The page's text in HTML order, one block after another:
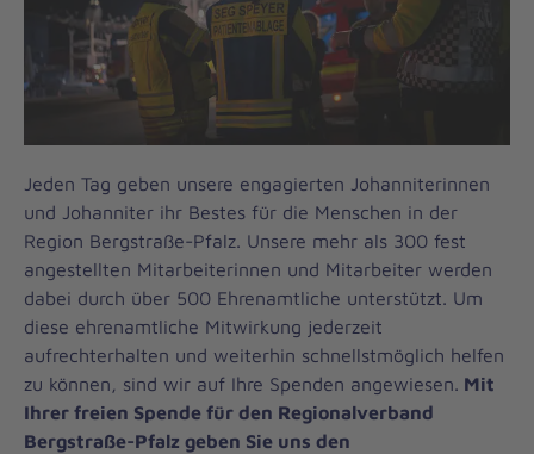
Jeden Tag geben unsere engagierten Johanniterinnen
und Johanniter ihr Bestes für die Menschen in der
Region Bergstraße-Pfalz. Unsere mehr als 300 fest
angestellten Mitarbeiterinnen und Mitarbeiter werden
dabei durch über 500 Ehrenamtliche unterstützt. Um
diese ehrenamtliche Mitwirkung jederzeit
aufrechterhalten und weiterhin schnellstmöglich helfen
zu können, sind wir auf Ihre Spenden angewiesen. Mit
Ihrer freien Spende für den Regionalverband
Bergstraße-Pfalz geben Sie uns den